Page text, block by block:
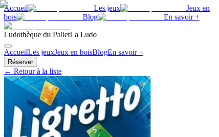
Accueil Les jeux
Jeux en
bois
Blog En savoir +
Ludothèque du PalletLa Ludo
AccueilLes jeuxJeux en boisBlogEn savoir +
Réserver
← Retour à la liste